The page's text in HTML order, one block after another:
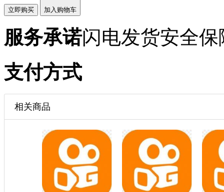
立即购买 加入购物车
服务承诺闪电发货安全保
支付方式
相关商品